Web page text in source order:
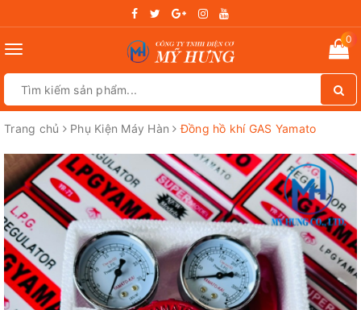
Toggle
0
Trang chủ Phụ Kiện Máy Hàn Đồng hồ khí GAS Yamato